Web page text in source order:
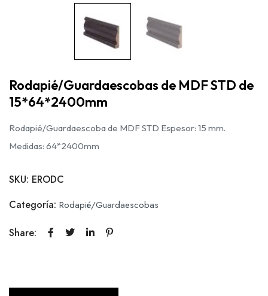
Rodapié/Guardaescobas de MDF STD de
15*64*2400mm
Rodapié/Guardaescoba de MDF STD Espesor: 15 mm.
Medidas: 64*2400mm
SKU: ERODC
Categoría: Rodapié/Guardaescobas
Share: